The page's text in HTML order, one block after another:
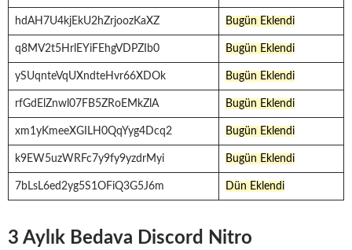
hdAH7U4kjEkU2hZrjoozKaXZ Bugün Eklendi
q8MV2t5HrlEYiFEhgVDPZIb0 Bugün Eklendi
ySUqnteVqUXndteHvr66XDOk Bugün Eklendi
rfGdElZnwl07FB5ZRoEMkZlA Bugün Eklendi
xm1yKmeeXGILH0QqYyg4Dcq2 Bugün Eklendi
k9EW5uzWRFc7y9fy9yzdrMyi Bugün Eklendi
7bLsL6ed2yg5S1OFiQ3G5J6m Dün Eklendi
3 Aylık Bedava Discord Nitro